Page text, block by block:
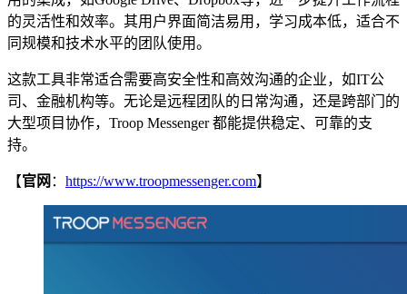
的灵活性和效率。其用户界面简洁易用，学习成本低，适合不
同规模和技术水平的团队使用。
这款工具非常适合需要高安全性和高效沟通的企业，如IT公
司、金融机构等。无论是远程团队的日常沟通，还是跨部门的
大型项目协作，Troop Messenger 都能提供稳定、可靠的支
持。
【官网 ： https://www.troopmessenger.com】